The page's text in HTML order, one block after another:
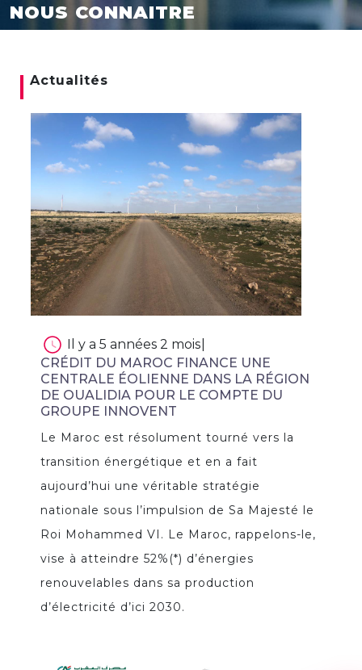
NOUS CONNAITRE
Actualités
Il y a 5 années 2 mois
CRÉDIT DU MAROC FINANCE UNE
CENTRALE ÉOLIENNE DANS LA RÉGION
DE OUALIDIA POUR LE COMPTE DU
GROUPE INNOVENT
Le Maroc est résolument tourné vers la
transition énergétique et en a fait
aujourd’hui une véritable stratégie
nationale sous l’impulsion de Sa Majesté le
Roi Mohammed VI. Le Maroc, rappelons-le,
vise à atteindre 52%(*) d’énergies
renouvelables dans sa production
d’électricité d’ici 2030.